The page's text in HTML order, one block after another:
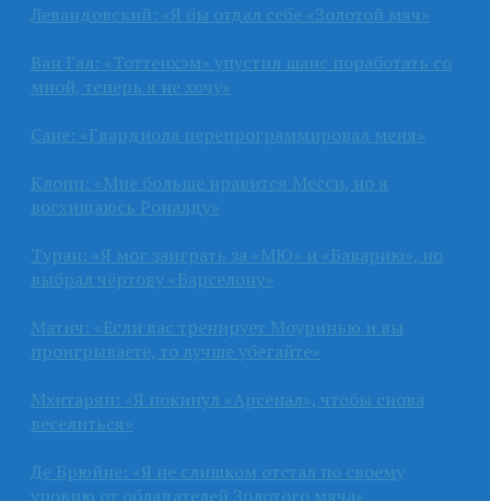
Левандовский: «Я бы отдал себе «Золотой мяч»
Ван Гал: «Тоттенхэм» упустил шанс поработать со
мной, теперь я не хочу»
Сане: «Гвардиола перепрограммировал меня»
Клопп: «Мне больше нравится Месси, но я
восхищаюсь Роналду»
Туран: «Я мог заиграть за «МЮ» и «Баварию», но
выбрал чёртову «Барселону»
Матич: «Если вас тренирует Моуринью и вы
проигрываете, то лучше убегайте»
Мхитарян: «Я покинул «Арсенал», чтобы снова
веселиться»
Де Брюйне: «Я не слишком отстал по своему
уровню от обладателей Золотого мяча»